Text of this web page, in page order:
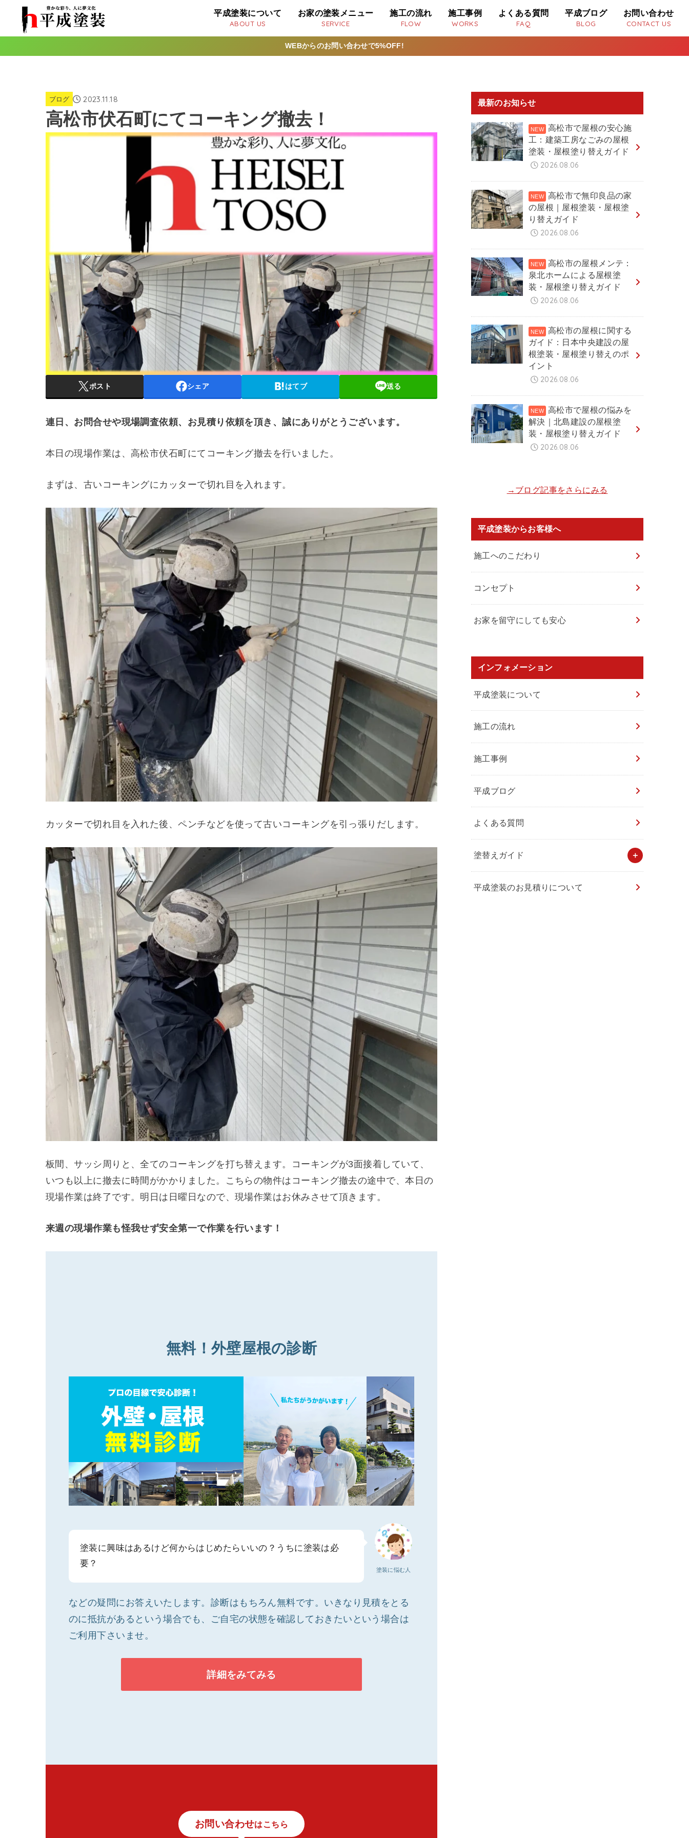
平成塗装について
ABOUT US
お家の塗装メニュー
SERVICE
施工の流れ
FLOW
施工事例
WORKS
よくある質問
FAQ
平成ブログ
BLOG
お問い合わせ
CONTACT US
WEBからのお問い合わせで5%OFF!
ブログ 2023.11.18
高松市伏石町にてコーキング撤去！
ポスト シェア はてブ 送る
連日、お問合せや現場調査依頼、お見積り依頼を頂き、誠にありがとうございます。
本日の現場作業は、高松市伏石町にてコーキング撤去を行いました。
まずは、古いコーキングにカッターで切れ目を入れます。
カッターで切れ目を入れた後、ペンチなどを使って古いコーキングを引っ張りだします。
板間、サッシ周りと、全てのコーキングを打ち替えます。コーキングが3面接着していて、
いつも以上に撤去に時間がかかりました。こちらの物件はコーキング撤去の途中で、本日の
現場作業は終了です。明日は日曜日なので、現場作業はお休みさせて頂きます。
来週の現場作業も怪我せず安全第一で作業を行います！
無料！外壁屋根の診断
塗装に悩む人
塗装に興味はあるけど何からはじめたらいいの？うちに塗装は必
要？
などの疑問にお答えいたします。診断はもちろん無料です。いきなり見積をとる
のに抵抗があるという場合でも、ご自宅の状態を確認しておきたいという場合は
ご利用下さいませ。
詳細をみてみる
お問い合わせはこちら
最新のお知らせ
高松市で屋根の安心施
工：建築工房なごみの屋根
塗装・屋根塗り替えガイド
2026.08.06
高松市で無印良品の家
の屋根｜屋根塗装・屋根塗
り替えガイド
2026.08.06
高松市の屋根メンテ：
泉北ホームによる屋根塗
装・屋根塗り替えガイド
2026.08.06
高松市の屋根に関する
ガイド：日本中央建設の屋
根塗装・屋根塗り替えのポ
イント
2026.08.06
高松市で屋根の悩みを
解決｜北島建設の屋根塗
装・屋根塗り替えガイド
2026.08.06
→ブログ記事をさらにみる
平成塗装からお客様へ
施工へのこだわり
コンセプト
お家を留守にしても安心
インフォメーション
平成塗装について
施工の流れ
施工事例
平成ブログ
よくある質問
塗替えガイド
平成塗装のお見積りについて